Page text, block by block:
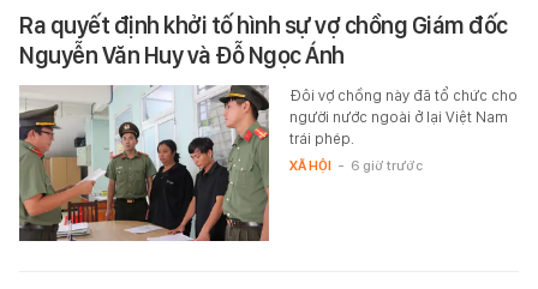
Ra quyết định khởi tố hình sự vợ chồng Giám đốc
Nguyễn Văn Huy và Đỗ Ngọc Ánh
Đôi vợ chồng này đã tổ chức cho
người nước ngoài ở lại Việt Nam
trái phép.
XÃ HỘI - 6 giờ trước